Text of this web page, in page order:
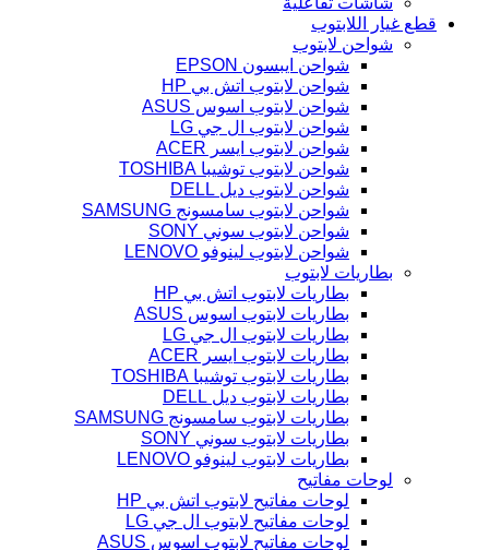
قطع غيار اللابتوب
شواحن لابتوب
شواحن ايبسون EPSON
شواحن لابتوب اتش بي HP
شواحن لابتوب اسوس ASUS
شواحن لابتوب ال جي LG
شواحن لابتوب ايسر ACER
شواحن لابتوب توشيبا TOSHIBA
شواحن لابتوب ديل DELL
شواحن لابتوب سامسونج SAMSUNG
شواحن لابتوب سوني SONY
شواحن لابتوب لينوفو LENOVO
بطاريات لابتوب
بطاريات لابتوب اتش بي HP
بطاريات لابتوب اسوس ASUS
بطاريات لابتوب ال جي LG
بطاريات لابتوب ايسر ACER
بطاريات لابتوب توشيبا TOSHIBA
بطاريات لابتوب ديل DELL
بطاريات لابتوب سامسونج SAMSUNG
بطاريات لابتوب سوني SONY
بطاريات لابتوب لينوفو LENOVO
لوحات مفاتيح
لوحات مفاتيح لابتوب اتش بي HP
لوحات مفاتيح لابتوب ال جي LG
لوحات مفاتيح لابتوب اسوس ASUS